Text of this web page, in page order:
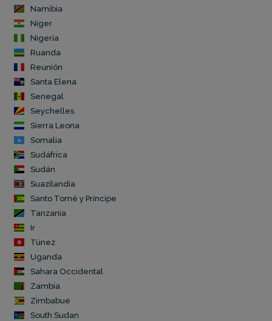
Namibia
Níger
Nigeria
Ruanda
Reunión
Santa Elena
Senegal
Seychelles
Sierra Leona
Somalia
Sudáfrica
Sudán
Suazilandia
Santo Tomé y Príncipe
Tanzania
Ir
Túnez
Uganda
Sahara Occidental
Zambia
Zimbabue
South Sudan